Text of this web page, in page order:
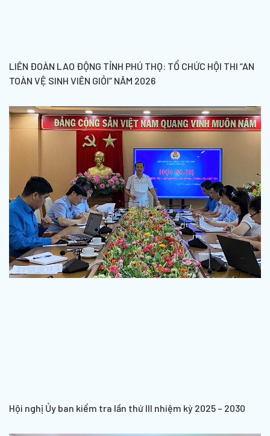
LIÊN ĐOÀN LAO ĐỘNG TỈNH PHÚ THỌ: TỔ CHỨC HỘI THI “AN
TOÀN VỆ SINH VIÊN GIỎI” NĂM 2026
Hội nghị Ủy ban kiểm tra lần thứ III nhiệm kỳ 2025 – 2030